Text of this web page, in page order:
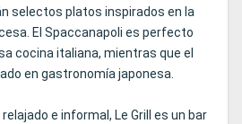
selectos platos inspirados en la
El Spaccanapoli es perfecto
cocina italiana, mientras que el
en gastronomía japonesa.
e informal, Le Grill es un bar